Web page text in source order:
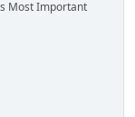
Most Important